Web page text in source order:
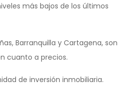
más bajos de los últimos
Barranquilla y Cartagena, son
cuanto a precios.
de inversión inmobiliaria.